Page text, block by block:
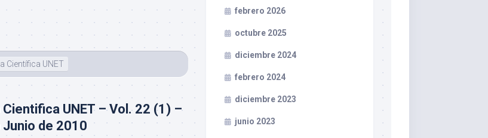
Científica UNET
UNET – Vol. 22 (1) –
Junio de 2010
febrero 2026
octubre 2025
diciembre 2024
febrero 2024
diciembre 2023
junio 2023